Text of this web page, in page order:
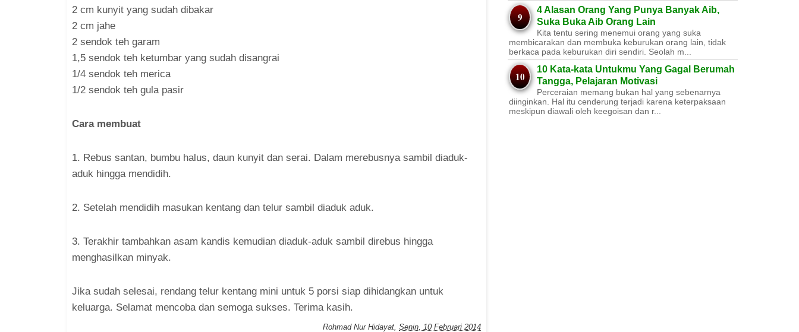
2 cm kunyit yang sudah dibakar
2 cm jahe
2 sendok teh garam
1,5 sendok teh ketumbar yang sudah disangrai
1/4 sendok teh merica
1/2 sendok teh gula pasir
Cara membuat
1. Rebus santan, bumbu halus, daun kunyit dan serai. Dalam merebusnya sambil diaduk-
aduk hingga mendidih.
2. Setelah mendidih masukan kentang dan telur sambil diaduk aduk.
3. Terakhir tambahkan asam kandis kemudian diaduk-aduk sambil direbus hingga
menghasilkan minyak.
Jika sudah selesai, rendang telur kentang mini untuk 5 porsi siap dihidangkan untuk
keluarga. Selamat mencoba dan semoga sukses. Terima kasih.
Rohmad Nur Hidayat, Senin, 10 Februari 2014
4 Alasan Orang Yang Punya Banyak Aib,
Suka Buka Aib Orang Lain
Kita tentu sering menemui orang yang suka
membicarakan dan membuka keburukan orang lain, tidak
berkaca pada keburukan diri sendiri. Seolah m...
10 Kata-kata Untukmu Yang Gagal Berumah
Tangga, Pelajaran Motivasi
Perceraian memang bukan hal yang sebenarnya
diinginkan. Hal itu cenderung terjadi karena keterpaksaan
meskipun diawali oleh keegoisan dan r...